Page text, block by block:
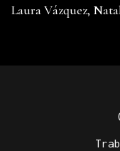
Laura Vázquez,